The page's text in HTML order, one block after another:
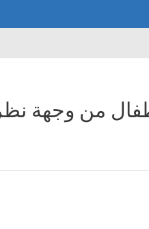
من وجهة